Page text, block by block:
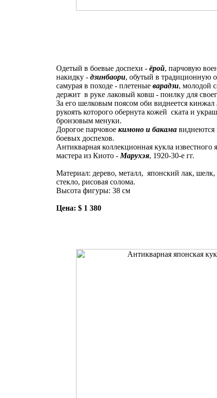
Одетый в боевые доспехи - ёрой, парчовую
накидку - дзинбаори, обутый в традиционную
самурая в походе - плетеные варадзи, молодой
держит в руке лаковый ковш - поилку для
За его шелковым поясом оби виднеется кинжал
рукоять которого обернута кожей ската и
бронзовым менуки.
Дорогое парчовое кимоно и бакамавиднеются
боевых доспехов.
Антикварная коллекционная кукла известного
мастера из Киото - Марухэя, 1920-30-е гг.
Материал: дерево, металл, японский лак, шелк,
стекло, рисовая солома.
Высота фигуры: 38 см
Цена: $ 1 380